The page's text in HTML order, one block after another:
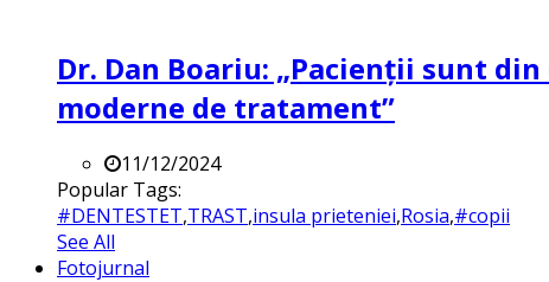
Dr. Dan Boariu: „Pacienții sunt
moderne de tratament”
11/12/2024
Popular Tags:
#DENTESTET,TRAST,insula prieteniei,Rosia,#copii
See All
Fotojurnal